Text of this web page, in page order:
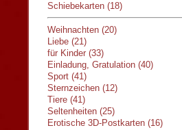
Schiebekarten (18)
Weihnachten (20)
Liebe (21)
für Kinder (33)
Einladung, Gratulation (40)
Sport (41)
Sternzeichen (12)
Tiere (41)
Seltenheiten (25)
Erotische 3D-Postkarten (16)